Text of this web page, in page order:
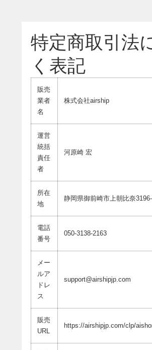
特定商取引法
く表記
販売
業者
名
株式会社airship
運営
統括
責任
者
河原崎 宏
所在
地
静岡県御前崎市上朝比奈
電話
番号
050-3138-2163
メー
ルア
ドレ
ス
support@airshipjp.com
販売
URL
https://airshipjp.com/clp/